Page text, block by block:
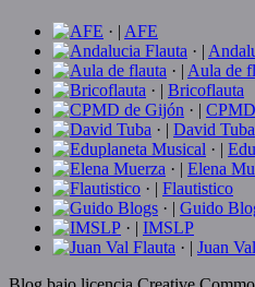
· | AFE
· |
· | Aula de
· | Bricoflauta
· |
· | David Tuba
· |
· | Elena
· | Flautistico
· | Guido
· | IMSLP
· | Juan